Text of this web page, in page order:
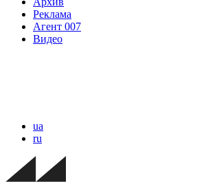
Реклама
Агент 007
Видео
ua
ru